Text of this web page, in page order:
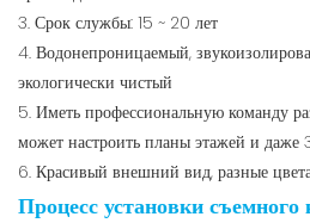
3. Срок службы: 15 ~ 20 лет
4. Водонепроницаемый,
экологически чистый
5. Иметь профессиональную команду
может настроить планы этажей и даже
6. Красивый внешний вид, разные
Процесс установки съемного